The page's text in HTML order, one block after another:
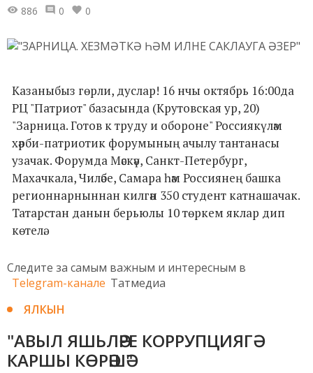
886 0 0
Казаныбыз гөрли, дуслар! 16 нчы октябрь 16:00да
РЦ "Патриот" базасында (Крутовская ур, 20)
"Зарница. Готов к труду и обороне" Россиякүләм
хәрби-патриотик форумының ачылу тантанасы
узачак. Форумда Мәскәү, Санкт-Петербург,
Махачкала, Чиләбе, Самара һәм Россиянең башка
регионнарныннан килгән 350 студент катнашачак.
Татарстан данын берьюлы 10 төркем яклар дип
көтелә.
Следите за самым важным и интересным в
Telegram-канале Татмедиа
ЯЛКЫН
"АВЫЛ ЯШЬЛӘРЕ КОРРУПЦИЯГӘ
КАРШЫ КӨРӘШӘ"